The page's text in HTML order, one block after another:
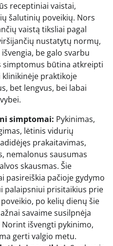
receptiniai vaistai,
šalutinių poveikių. Nors
vaistą tiksliai pagal
nustatytų normų,
be galo svarbu
simptomus būtina atkreipti
klinikinėje praktikoje
bet lengvus, bei labai
simptomai: Pykinimas,
lėtinis vidurių
prakaitavimas,
nemalonus sausumas
skausmas. Šie
pasireiškia pačioje gydymo
palaipsniui prisitaikius prie
po kelių dienų šie
savaime susilpnėja
išvengti pykinimo,
gerti valgio metu.